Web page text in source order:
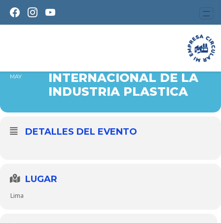
CONGRESO INTERNACIONAL
DE LA INDUSTRIA PLASTICA
MAY
INTERNACIONAL DE LA
INDUSTRIA PLASTICA
DETALLES DEL EVENTO
LUGAR
Lima